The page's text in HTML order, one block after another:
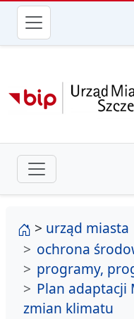
przejdź do
strona główna
> urząd miasta
ochrona
programy,
Plan adaptacji
zmian klimatu